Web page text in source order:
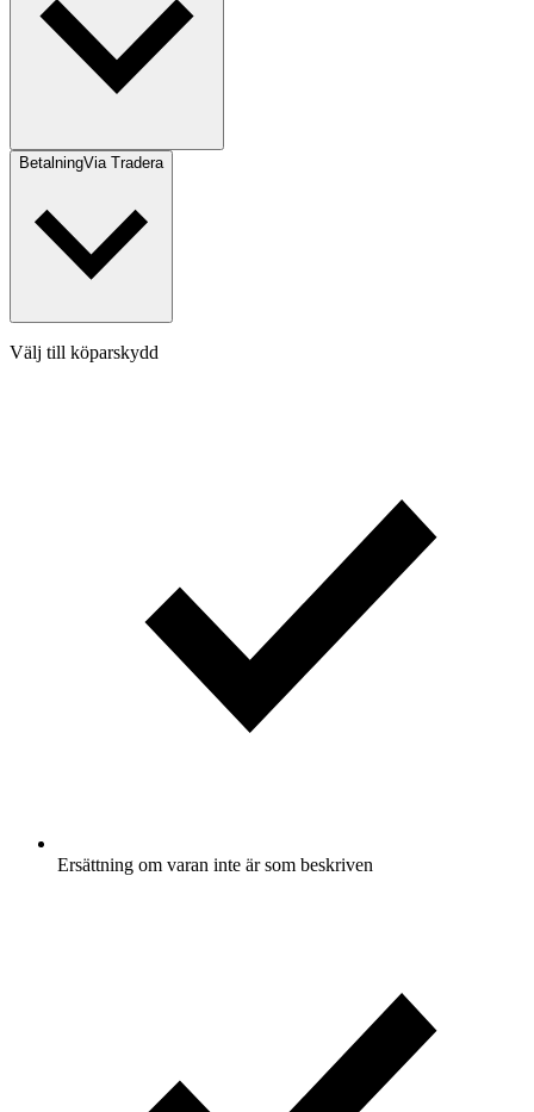
BetalningVia Tradera
Välj till köparskydd
Ersättning om varan inte är som beskriven